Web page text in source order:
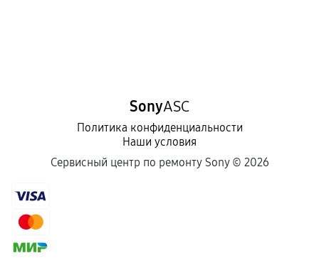
SonyASC
Политика конфиденциальности
Наши условия
Сервисный центр по ремонту Sony © 2026